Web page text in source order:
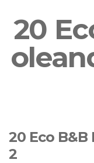
20
20 Eco
2